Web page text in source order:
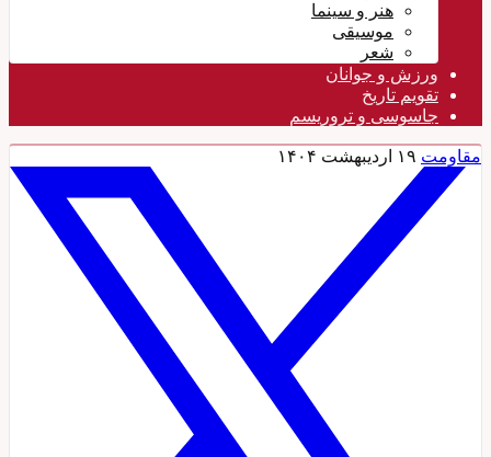
هنر و سینما
موسیقی
شعر
ورزش و جوانان
تقویم تاريخ
جاسوسی و تروریسم
مقاومت ۱۹ اردیبهشت ۱۴۰۴